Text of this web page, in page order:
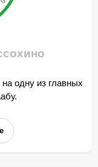
одну из главных